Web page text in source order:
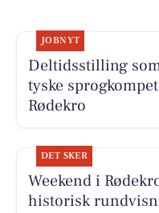
JOBNYT
Deltidsstilling
tyske
Rødekro
DET SKER
Weekend i
historisk